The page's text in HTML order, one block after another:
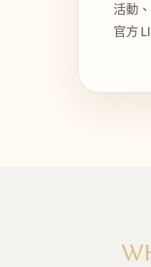
活動
官方